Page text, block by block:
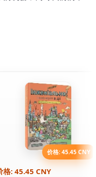
价格: 45.45 CNY
格: 45.45 CNY